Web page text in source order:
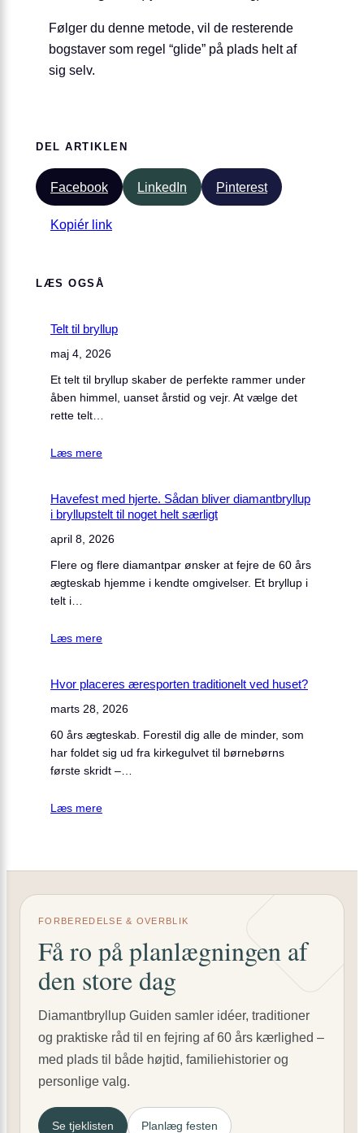
Følger du denne metode, vil de resterende
bogstaver som regel “glide” på plads helt af
sig selv.
DEL ARTIKLEN
Facebook LinkedIn Pinterest
Kopiér link
LÆS OGSÅ
Telt til bryllup
maj 4, 2026
Et telt til bryllup skaber de perfekte rammer under
åben himmel, uanset årstid og vejr. At vælge det
rette telt…
Læs mere
Havefest med hjerte. Sådan bliver diamantbryllup
i bryllupstelt til noget helt særligt
april 8, 2026
Flere og flere diamantpar ønsker at fejre de 60 års
ægteskab hjemme i kendte omgivelser. Et bryllup i
telt i…
Læs mere
Hvor placeres æresporten traditionelt ved huset?
marts 28, 2026
60 års ægteskab. Forestil dig alle de minder, som
har foldet sig ud fra kirkegulvet til børnebørns
første skridt –…
Læs mere
FORBEREDELSE & OVERBLIK
Få ro på planlægningen af
den store dag
Diamantbryllup Guiden samler idéer, traditioner
og praktiske råd til en fejring af 60 års kærlighed –
med plads til både højtid, familiehistorier og
personlige valg.
Se tjeklisten Planlæg festen